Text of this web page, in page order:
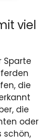
viel
Sparte
die
die
oder
schön,